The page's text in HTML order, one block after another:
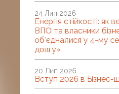
Енергія стійкості: як
ВПО та власники
об’єдналися у 4-му
довгу»
24 Лип 2026
Вступ 2026 в Бізнес-
20 Лип 2026